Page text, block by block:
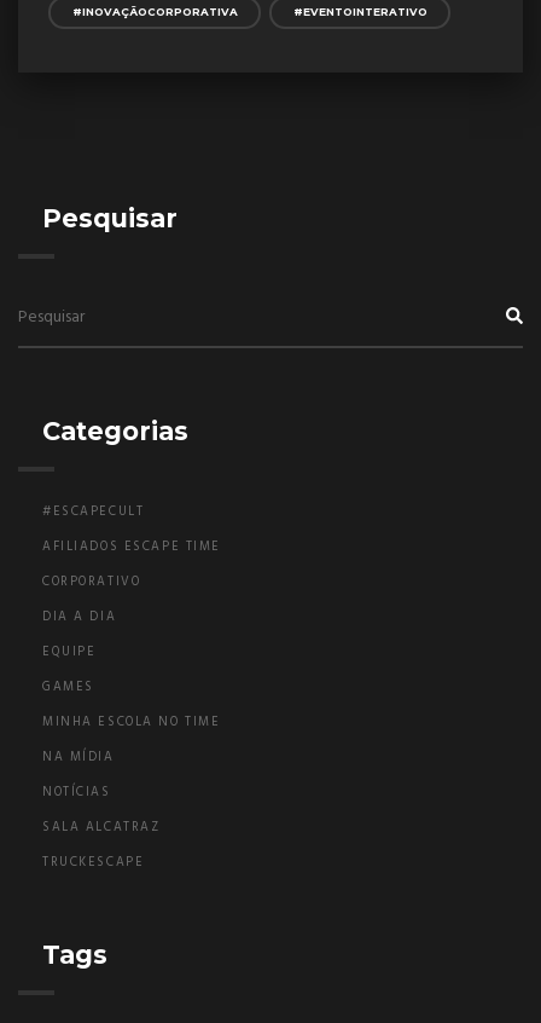
#INOVAÇÃOCORPORATIVA #EVENTOINTERATIVO
Pesquisar
Categorias
#ESCAPECULT
AFILIADOS ESCAPE TIME
CORPORATIVO
DIA A DIA
EQUIPE
GAMES
MINHA ESCOLA NO TIME
NA MÍDIA
NOTÍCIAS
SALA ALCATRAZ
TRUCKESCAPE
Tags